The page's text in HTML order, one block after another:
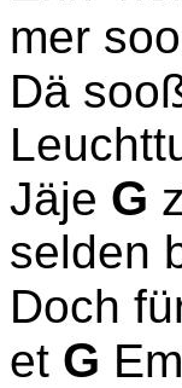
mer
Dä
Jäje G
selden
Doch
et G